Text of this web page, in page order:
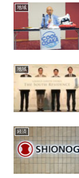
地域
地域
経済